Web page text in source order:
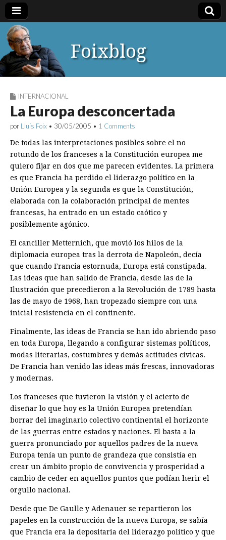
Foixblog
INTERNACIONAL
La Europa desconcertada
por Lluís Foix • 30/05/2005 • 1 Comments
De todas las interpretaciones posibles sobre el no
rotundo de los franceses a la Constitución europea me
quiero fijar en dos que me parecen evidentes. La primera
es que Francia ha perdido el liderazgo político en la
Unión Europea y la segunda es que la Constitución,
elaborada con la colaboración principal de mentes
francesas, ha entrado en un estado caótico y
posiblemente agónico.
El canciller Metternich, que movió los hilos de la
diplomacia europea tras la derrota de Napoleón, decía
que cuando Francia estornuda, Europa está constipada.
Las ideas que han salido de Francia, desde las de la
Ilustración que precedieron a la Revolución de 1789 hasta
las de mayo de 1968, han tropezado siempre con una
inicial resistencia en el continente.
Finalmente, las ideas de Francia se han ido abriendo paso
en toda Europa, llegando a configurar sistemas políticos,
modas literarias, costumbres y demás actitudes cívicas.
De Francia han venido las ideas más frescas, innovadoras
y modernas.
Los franceses que tuvieron la visión y el acierto de
diseñar lo que hoy es la Unión Europea pretendían
borrar del imaginario colectivo continental el horizonte
de las guerras entre estados y naciones. El basta a la
guerra pronunciado por aquellos padres de la nueva
Europa tenía un punto de grandeza que consistía en
crear un ámbito propio de convivencia y prosperidad a
cambio de ceder en aquellos puntos que podían herir el
orgullo nacional.
Desde que De Gaulle y Adenauer se repartieron los
papeles en la construcción de la nueva Europa, se sabía
que Francia era la depositaria del liderazgo político y que